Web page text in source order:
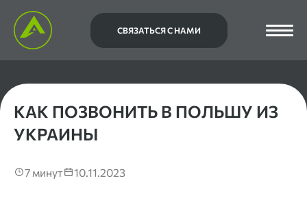
СВЯЗАТЬСЯ С НАМИ
КАК ПОЗВОНИТЬ В ПОЛЬШУ ИЗ
УКРАИНЫ
7 минут 10.11.2023